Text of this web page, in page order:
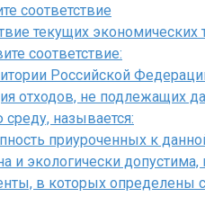
соответствие
текущих
соответствие:
Российской
отходов, не подлежащих
называется:
приуроченных к
и экологически
в которых определены